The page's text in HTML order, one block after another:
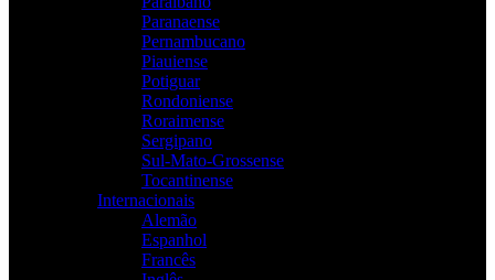
Paranaense
Pernambucano
Piauiense
Potiguar
Rondoniense
Roraimense
Sergipano
Sul-Mato-Grossense
Tocantinense
Internacionais
Alemão
Espanhol
Francês